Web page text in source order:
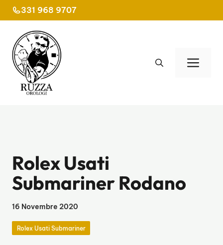
al
contenuto
331 968 9707
Rolex Usati
Submariner Rodano
16 Novembre 2020
Rolex Usati Submariner